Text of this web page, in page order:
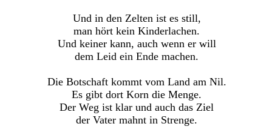
Und in den Zelten ist es still,
man hört kein Kinderlachen.
Und keiner kann, auch wenn er will
dem Leid ein Ende machen.
Die Botschaft kommt vom Land am Nil.
Es gibt dort Korn die Menge.
Der Weg ist klar und auch das Ziel
der Vater mahnt in Strenge.